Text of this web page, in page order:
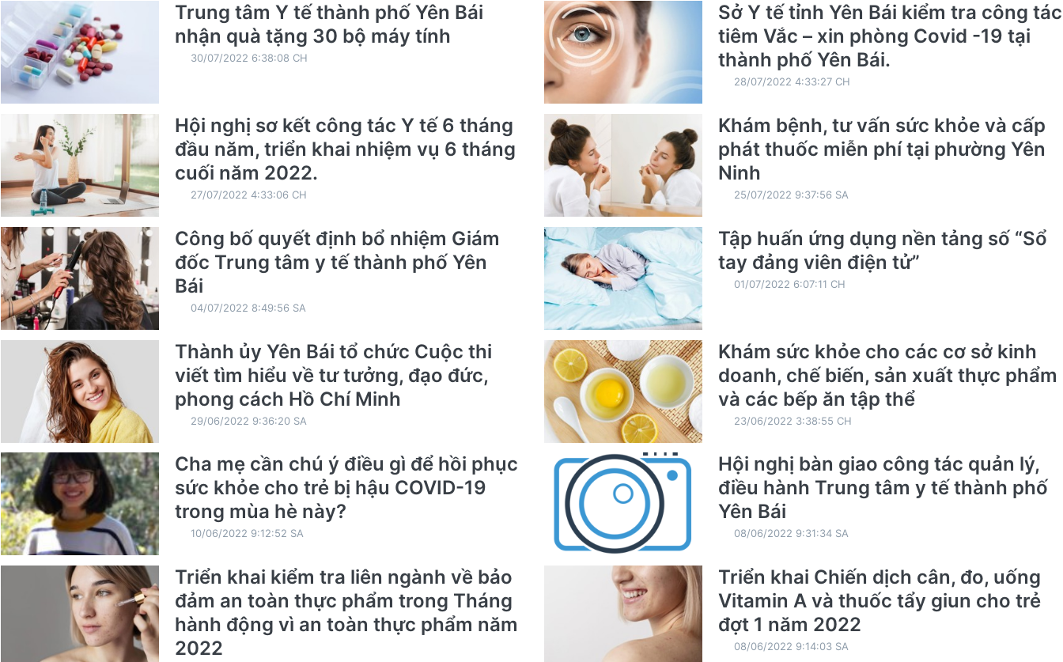
Trung tâm Y tế thành phố Yên Bái
nhận quà tặng 30 bộ máy tính
30/07/2022 6:38:08 CH
Sở Y tế tỉnh Yên Bái kiểm tra công tác
tiêm Vắc – xin phòng Covid -19 tại
thành phố Yên Bái.
28/07/2022 4:33:27 CH
Hội nghị sơ kết công tác Y tế 6 tháng
đầu năm, triển khai nhiệm vụ 6 tháng
cuối năm 2022.
27/07/2022 4:33:06 CH
Khám bệnh, tư vấn sức khỏe và cấp
phát thuốc miễn phí tại phường Yên
Ninh
25/07/2022 9:37:56 SA
Công bố quyết định bổ nhiệm Giám
đốc Trung tâm y tế thành phố Yên
Bái
04/07/2022 8:49:56 SA
Tập huấn ứng dụng nền tảng số “Sổ
tay đảng viên điện tử”
01/07/2022 6:07:11 CH
Thành ủy Yên Bái tổ chức Cuộc thi
viết tìm hiểu về tư tưởng, đạo đức,
phong cách Hồ Chí Minh
29/06/2022 9:36:20 SA
Khám sức khỏe cho các cơ sở kinh
doanh, chế biến, sản xuất thực phẩm
và các bếp ăn tập thể
23/06/2022 3:38:55 CH
Cha mẹ cần chú ý điều gì để hồi phục
sức khỏe cho trẻ bị hậu COVID-19
trong mùa hè này?
10/06/2022 9:12:52 SA
Hội nghị bàn giao công tác quản lý,
điều hành Trung tâm y tế thành phố
Yên Bái
08/06/2022 9:31:34 SA
Triển khai kiểm tra liên ngành về bảo
đảm an toàn thực phẩm trong Tháng
hành động vì an toàn thực phẩm năm
2022
Triển khai Chiến dịch cân, đo, uống
Vitamin A và thuốc tẩy giun cho trẻ
đợt 1 năm 2022
08/06/2022 9:14:03 SA